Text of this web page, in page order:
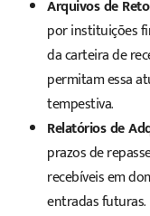
Arquivos de
por instituições
da carteira de
permitam essa
tempestiva.
Relatórios de
prazos de
recebíveis em
entradas futuras.